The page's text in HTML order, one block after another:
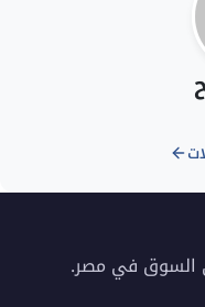
السوق في مصر.